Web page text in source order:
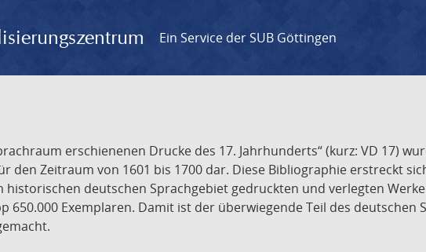
Ein Service der SUB Göttingen
erschienenen Drucke des 17. Jahrhunderts“ (kurz: VD 17)
den Zeitraum von 1601 bis 1700 dar. Diese Bibliographie erstreckt
deutschen Sprachgebiet gedruckten und verlegten
650.000 Exemplaren. Damit ist der überwiegende Teil des